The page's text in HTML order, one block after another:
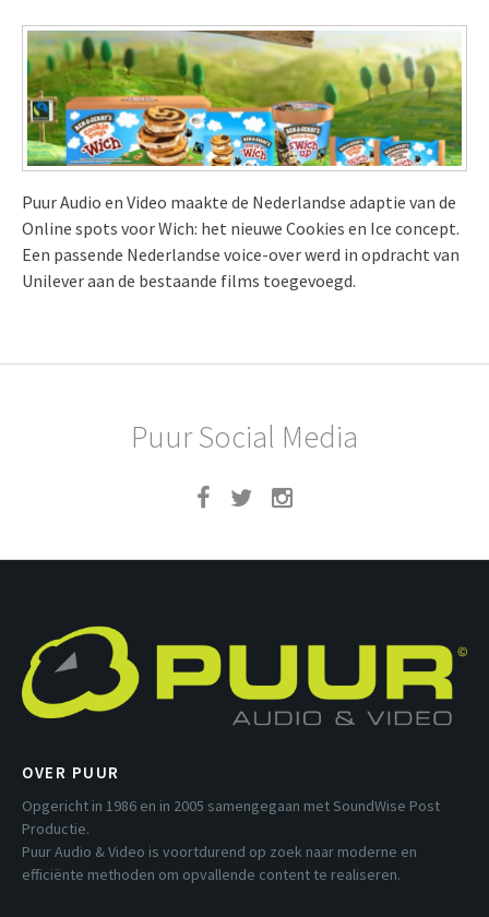
Puur Audio en Video maakte de Nederlandse adaptie van de
Online spots voor Wich: het nieuwe Cookies en Ice concept.
Een passende Nederlandse voice-over werd in opdracht van
Unilever aan de bestaande films toegevoegd.
Puur Social Media
OVER PUUR
Opgericht in 1986 en in 2005 samengegaan met SoundWise Post
Productie.
Puur Audio & Video is voortdurend op zoek naar moderne en
efficiënte methoden om opvallende content te realiseren.